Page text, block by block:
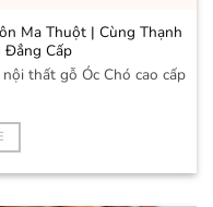
Ma Thuột | Cùng Thạnh
Đẳng Cấp
thất gỗ Óc Chó cao cấp